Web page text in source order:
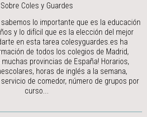
Sobre Coles y Guardes
lo importante que es la educación
y lo difícil que es la elección del mejor
en esta tarea colesyguardes.es ha
de todos los colegios de Madrid,
provincias de España! Horarios,
horas de inglés a la semana,
de comedor, número de grupos por
curso...